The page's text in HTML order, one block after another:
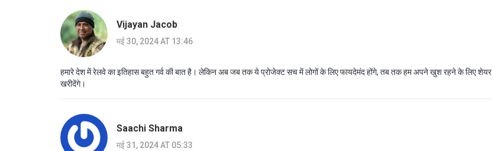
Vijayan Jacob
मई 30, 2024 AT 13:46
हमारे देश में रेलवे का इतिहास बहुत गर्व की बात है। लेकिन अब जब तक ये प्रोजेक्ट सच में लोगों के लिए फायदेमंद होंगे, तब तक हम अपने खुश रहने के लिए शेयर
खरीदेंगे।
Saachi Sharma
मई 31, 2024 AT 05:33